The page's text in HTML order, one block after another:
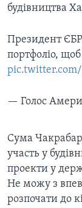
будівництва
Президент
портфоліо,
— Голоc
Сума
участь у
проекти у
Не можу з
розпочати до